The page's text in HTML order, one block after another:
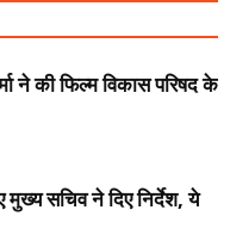
ने की फिल्म विकास परिषद के
सचिव ने दिए निर्देश, ये